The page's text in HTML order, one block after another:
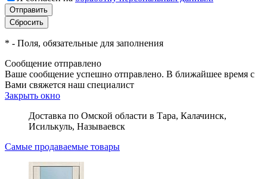
* - Поля, обязательные для заполнения
Сообщение отправлено
Ваше сообщение успешно отправлено. В ближайшее время с
Вами свяжется наш специалист
Закрыть окно
Доставка по Омской области в Тара, Калачинск,
Исилькуль, Называевск
Самые продаваемые товары